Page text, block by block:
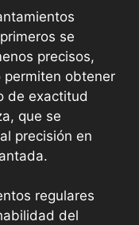
se
precisos,
permiten obtener
de exactitud
que se
precisión en
regulares
del